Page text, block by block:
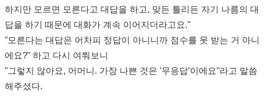
하지만 모르면 모른다고 대답을 하고, 맞든 틀리든 자기 나름의 대
답을 하기 때문에 대화가 계속 이어지더라고요."
"모른다는 대답은 어차피 정답이 아니니까 점수를 못 받는 거 아니
에요?" 하고 다시 여쭤보니
"그렇지 않아요, 어머니. 가장 나쁜 것은 '무응답'이에요"라고 말씀
해주셨다.